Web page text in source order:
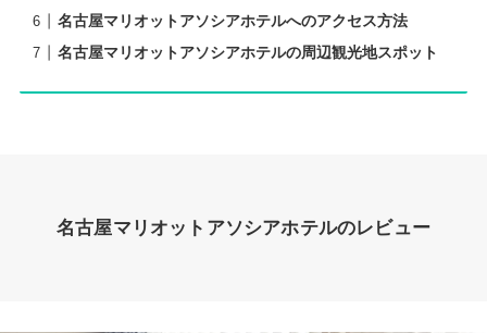
名古屋マリオットアソシアホテルへのアクセス方法
名古屋マリオットアソシアホテルの周辺観光地スポット
名古屋マリオットアソシアホテルのレビュー